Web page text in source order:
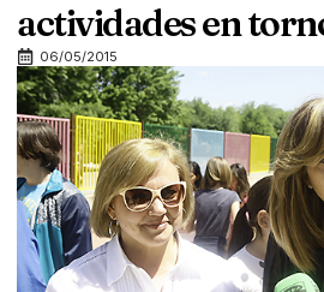
actividades en
06/05/2015